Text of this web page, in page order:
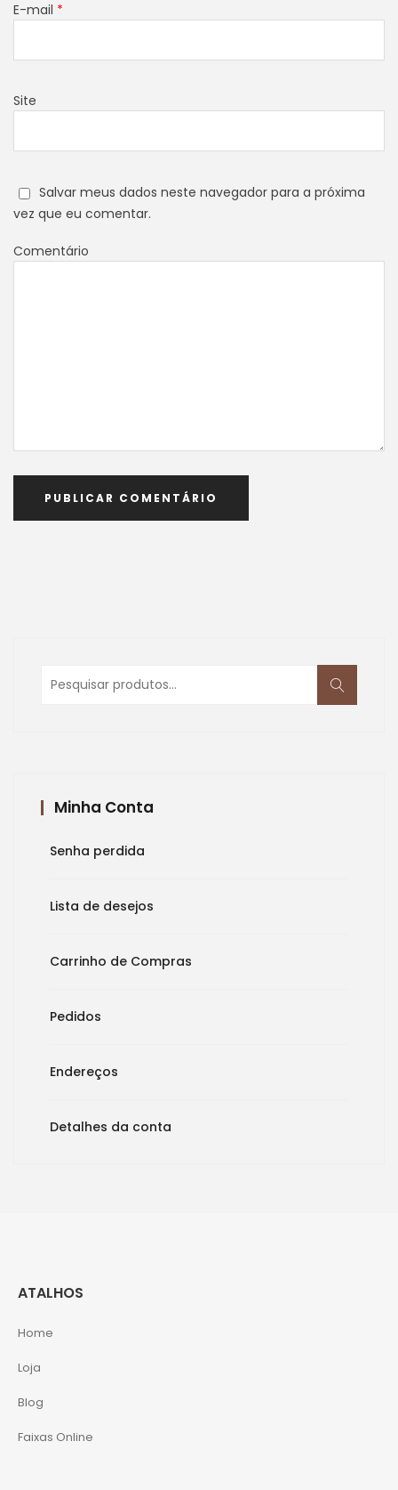
E-mail *
Site
Salvar meus dados neste navegador para a próxima
vez que eu comentar.
Comentário
Pesquisar
por:
Minha Conta
Senha perdida
Lista de desejos
Carrinho de Compras
Pedidos
Endereços
Detalhes da conta
ATALHOS
Home
Loja
Blog
Faixas Online